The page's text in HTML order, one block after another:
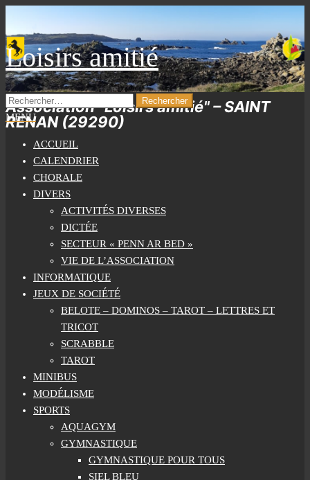
the
content
Loisirs amitié
Association "Loisirs amitié" – SAINT
RENAN (29290)
RECHERCHER :
MENU
ACCUEIL
CALENDRIER
CHORALE
DIVERS
ACTIVITÉS DIVERSES
DICTÉE
SECTEUR « PENN AR BED »
VIE DE L’ASSOCIATION
INFORMATIQUE
JEUX DE SOCIÉTÉ
BELOTE – DOMINOS – TAROT – LETTRES ET
TRICOT
SCRABBLE
TAROT
MINIBUS
MODÉLISME
SPORTS
AQUAGYM
GYMNASTIQUE
GYMNASTIQUE POUR TOUS
SIEL BLEU